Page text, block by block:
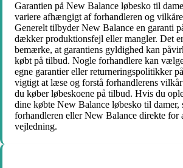
Garantien på New Balance løbesko til
variere afhængigt af forhandleren og
Generelt tilbyder New Balance en garanti
dækker produktionsfejl eller mangler. Det
bemærke, at garantiens gyldighed kan
købt på tilbud. Nogle forhandlere kan
egne garantier eller returneringspolitikker
vigtigt at læse og forstå forhandlerens
du køber løbeskoene på tilbud. Hvis du
dine købte New Balance løbesko til damer,
forhandleren eller New Balance direkte for
vejledning.